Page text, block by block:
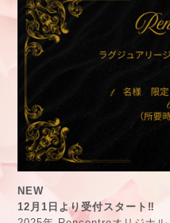
NEW
12月1日より受付スタート‼︎